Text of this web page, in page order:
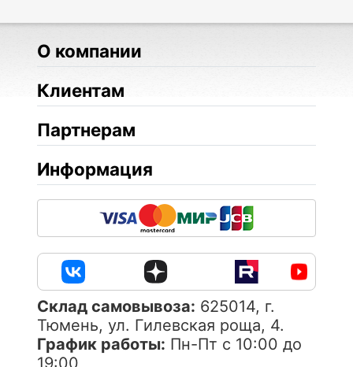
О компании
Клиентам
Партнерам
Информация
Cклад самовывоза: 625014, г.
Тюмень, ул. Гилевская роща, 4.
График работы: Пн-Пт с 10:00 до